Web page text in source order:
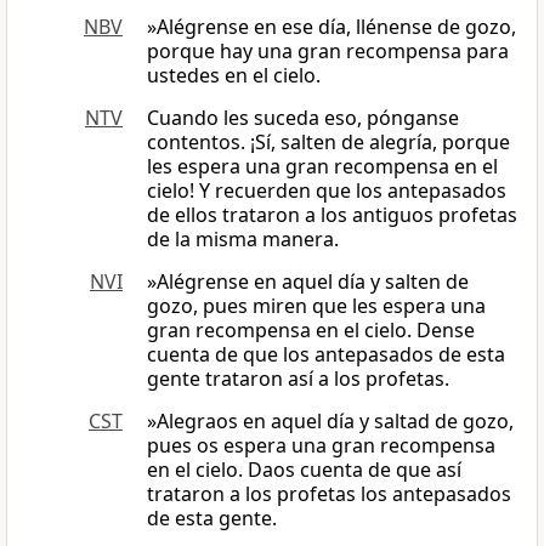
NBV
»Alégrense en ese día, llénense de gozo,
porque hay una gran recompensa para
ustedes en el cielo.
NTV
Cuando les suceda eso, pónganse
contentos. ¡Sí, salten de alegría, porque
les espera una gran recompensa en el
cielo! Y recuerden que los antepasados
de ellos trataron a los antiguos profetas
de la misma manera.
NVI
»Alégrense en aquel día y salten de
gozo, pues miren que les espera una
gran recompensa en el cielo. Dense
cuenta de que los antepasados de esta
gente trataron así a los profetas.
CST
»Alegraos en aquel día y saltad de gozo,
pues os espera una gran recompensa
en el cielo. Daos cuenta de que así
trataron a los profetas los antepasados
de esta gente.